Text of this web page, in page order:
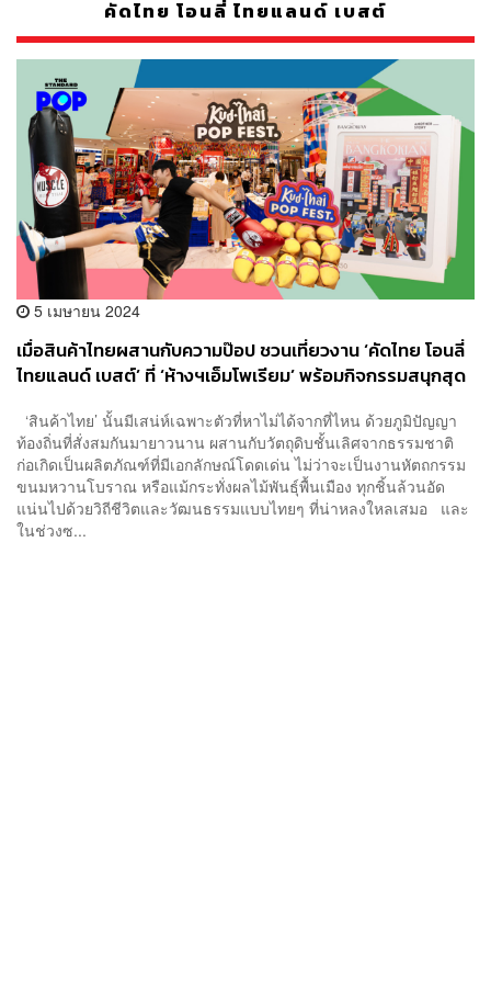
คัดไทย โอนลี่ ไทยแลนด์ เบสต์
5 เมษายน 2024
เมื่อสินค้าไทยผสานกับความป๊อป ชวนเที่ยวงาน ‘คัดไทย โอนลี่
ไทยแลนด์ เบสต์’ ที่ ‘ห้างฯเอ็มโพเรียม’ พร้อมกิจกรรมสนุกสุด
‘สินค้าไทย’ นั้นมีเสน่ห์เฉพาะตัวที่หาไม่ได้จากที่ไหน ด้วยภูมิปัญญา
ท้องถิ่นที่สั่งสมกันมายาวนาน ผสานกับวัตถุดิบชั้นเลิศจากธรรมชาติ
ก่อเกิดเป็นผลิตภัณฑ์ที่มีเอกลักษณ์โดดเด่น ไม่ว่าจะเป็นงานหัตถกรรม
ขนมหวานโบราณ หรือแม้กระทั่งผลไม้พันธุ์พื้นเมือง ทุกชิ้นล้วนอัด
แน่นไปด้วยวิถีชีวิตและวัฒนธรรมแบบไทยๆ ที่น่าหลงใหลเสมอ และ
ในช่วงซ...